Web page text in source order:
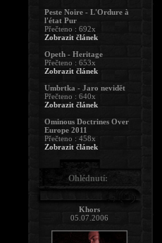
Peste Noire - L'Ordure à
l'état Pur
Přečteno : 692x
Zobrazit článek
Opeth - Heritage
Přečteno : 653x
Zobrazit článek
Umbrtka - Jaro nevidět
Přečteno : 640x
Zobrazit článek
Ominous Doctrines Over
Europe 2011
Přečteno : 458x
Zobrazit článek
Ohlédnutí:
Khors
05.07.2006